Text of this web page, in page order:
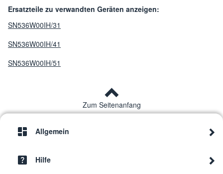
Ersatzteile zu verwandten Geräten anzeigen:
SN536W00IH/31
SN536W00IH/41
SN536W00IH/51
Zum Seitenanfang
Allgemein
Hilfe